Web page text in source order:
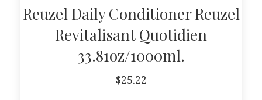
Reuzel Daily Conditioner Reuzel
Revitalisant Quotidien
33.81oz/1000ml.
$25.22